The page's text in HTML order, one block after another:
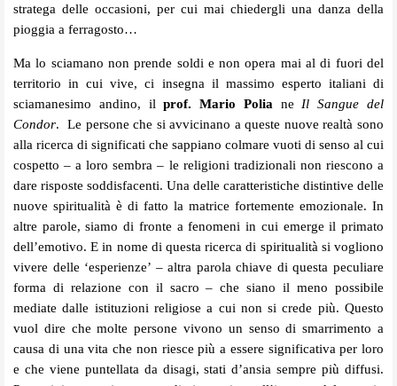
stratega delle occasioni, per cui mai chiedergli una danza della
pioggia a ferragosto…
Ma lo sciamano non prende soldi e non opera mai al di fuori del
territorio in cui vive, ci insegna il massimo esperto italiani di
sciamanesimo andino, ilprof. Mario Polia ne Il Sangue del
Condor. Le persone che si avvicinano a queste nuove realtà sono
alla ricerca di significati che sappiano colmare vuoti di senso al cui
cospetto – a loro sembra – le religioni tradizionali non riescono a
dare risposte soddisfacenti. Una delle caratteristiche distintive delle
nuove spiritualità è di fatto la matrice fortemente emozionale. In
altre parole, siamo di fronte a fenomeni in cui emerge il primato
dell’emotivo. E in nome di questa ricerca di spiritualità si vogliono
vivere delle ‘esperienze’ – altra parola chiave di questa peculiare
forma di relazione con il sacro – che siano il meno possibile
mediate dalle istituzioni religiose a cui non si crede più. Questo
vuol dire che molte persone vivono un senso di smarrimento a
causa di una vita che non riesce più a essere significativa per loro
e che viene puntellata da disagi, stati d’ansia sempre più diffusi.